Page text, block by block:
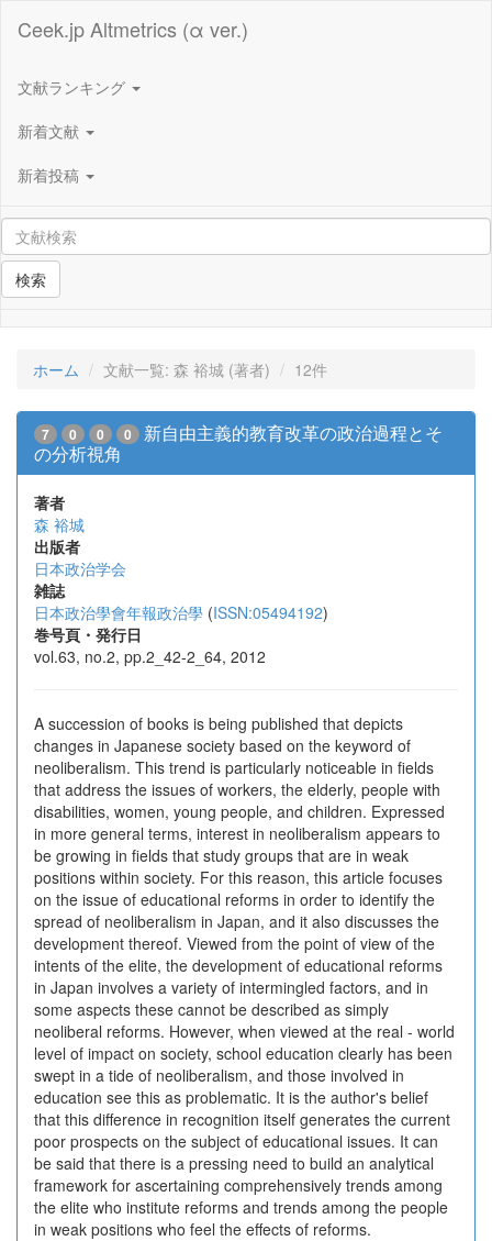
Ceek.jp Altmetrics (α ver.)
文献ランキング
新着文献
新着投稿
検索
ホーム 文献一覧: 森 裕城 (著者) 12件
7 0 0 0
新自由主義的教育改革の政治過程とそ
の分析視角
著者
森 裕城
出版者
日本政治学会
雑誌
日本政治學會年報政治學 (ISSN:05494192)
巻号頁・発行日
vol.63, no.2, pp.2_42-2_64, 2012
A succession of books is being published that depicts
changes in Japanese society based on the keyword of
neoliberalism. This trend is particularly noticeable in fields
that address the issues of workers, the elderly, people with
disabilities, women, young people, and children. Expressed
in more general terms, interest in neoliberalism appears to
be growing in fields that study groups that are in weak
positions within society. For this reason, this article focuses
on the issue of educational reforms in order to identify the
spread of neoliberalism in Japan, and it also discusses the
development thereof. Viewed from the point of view of the
intents of the elite, the development of educational reforms
in Japan involves a variety of intermingled factors, and in
some aspects these cannot be described as simply
neoliberal reforms. However, when viewed at the real - world
level of impact on society, school education clearly has been
swept in a tide of neoliberalism, and those involved in
education see this as problematic. It is the author's belief
that this difference in recognition itself generates the current
poor prospects on the subject of educational issues. It can
be said that there is a pressing need to build an analytical
framework for ascertaining comprehensively trends among
the elite who institute reforms and trends among the people
in weak positions who feel the effects of reforms.